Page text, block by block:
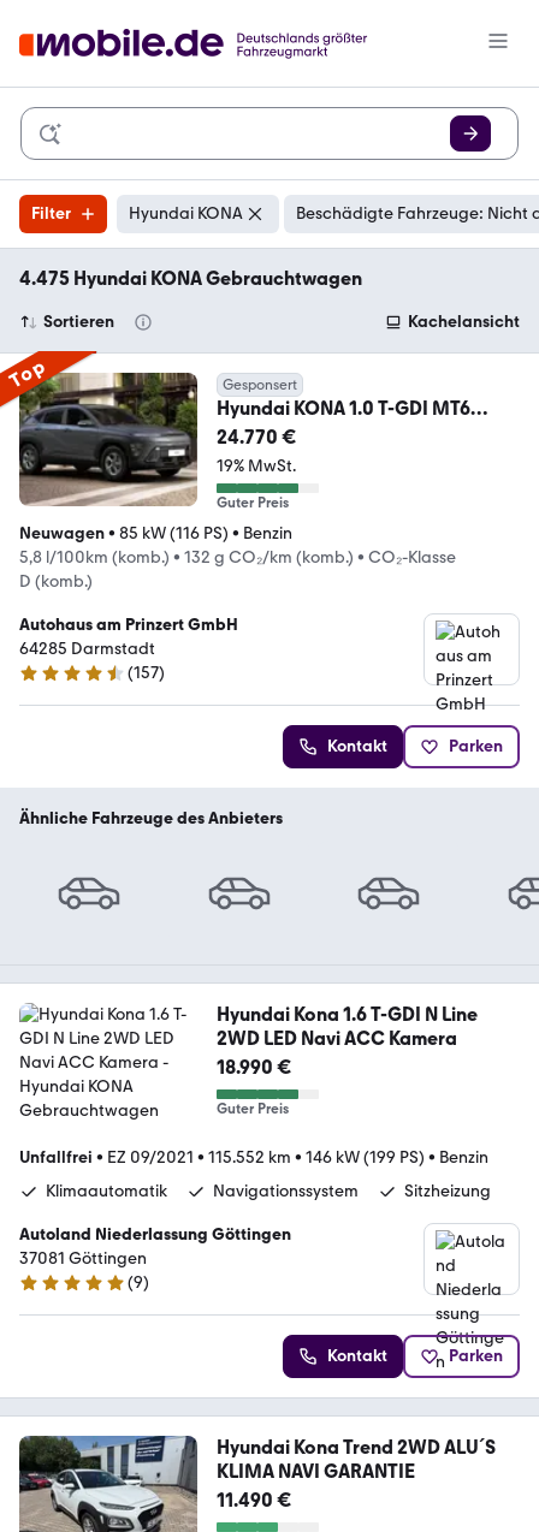
Filter Hyundai KONA Beschädigte Fahrzeuge: Nicht
4.475 Hyundai KONA Gebrauchtwagen
Sortieren Kachelansicht
Top Gesponsert
Hyundai KONA 1.0 T-GDI MT6
"Select" Funktions-Paket*MY26
24.770 €
19% MwSt.
Guter Preis
Neuwagen• 85 kW (116 PS) • Benzin
5,8 l/100km (komb.) • 132 g CO₂/km (komb.) • CO₂-Klasse
D (komb.)
Autohaus am Prinzert GmbH
64285 Darmstadt
4.4 Sterne
(157)
Kontakt Parken
Ähnliche Fahrzeuge des Anbieters
Hyundai Kona 1.6 T-GDI N Line
2WD LED Navi ACC Kamera
18.990 €
Guter Preis
Unfallfrei • EZ 09/2021 • 115.552 km • 146 kW (199 PS) • Benzin
Klimaautomatik
Navigationssystem Sitzheizung
Autoland Niederlassung Göttingen
37081 Göttingen
5 Sterne
(9)
Kontakt Parken
Hyundai Kona Trend 2WD ALU´S
KLIMA NAVI GARANTIE
11.490 €